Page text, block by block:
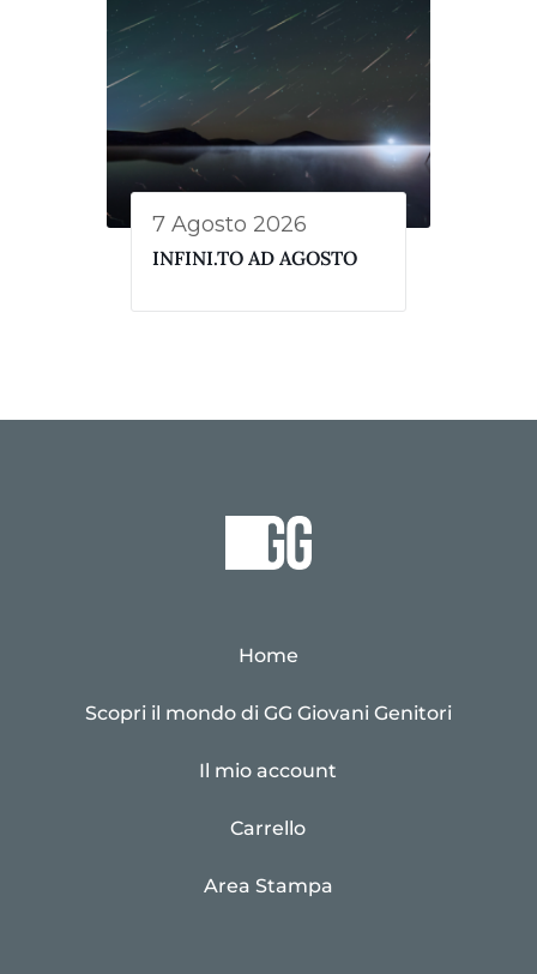
7 Agosto 2026
INFINI.TO AD AGOSTO
Home
Scopri il mondo di GG Giovani Genitori
Il mio account
Carrello
Area Stampa